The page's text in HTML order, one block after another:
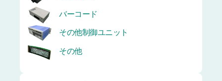
バーコード
その他制御ユニット
その他